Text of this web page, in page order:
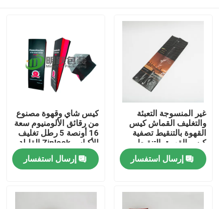
منزل
المنتجات
غير المنسوجة التعبئة
والتغليف القماش كيس
القهوة بالتنقيط تصفية
كيس القهوة بالتنقيط
إرسال استفسار
كيس شاي وقهوة مصنوع
من رقائق الألومنيوم سعة
16 أونصة 5 رطل تغليف
الأكياس Ziplock القابلة
لإعادة التدوير
إرسال استفسار